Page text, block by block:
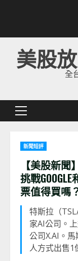
美股放
全
Primary
新聞短評
【美股新
挑戰
票值得買嗎
特斯拉（
家AI公司。
公司X.AI。
人方式出售1